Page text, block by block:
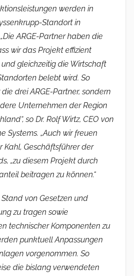
werden in
Standort in
ARGE-Partner haben die
wir das Projekt effizient
gleichzeitig die Wirtschaft
belebt wird. So
drei ARGE-Partner, sondern
Unternehmen der Region
so Dr. Rolf Wirtz, CEO von
Systems. „Auch wir freuen
Kahl, Geschäftsführer der
„zu diesem Projekt durch
beitragen zu können.“
von Gesetzen und
zu tragen sowie
technischer Komponenten zu
punktuell Anpassungen
vorgenommen. So
die bislang verwendeten